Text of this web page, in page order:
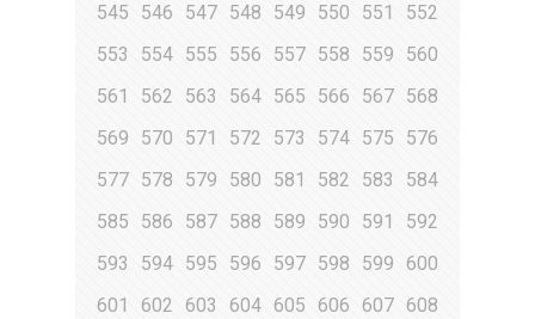
545
546 547 548 549 550 551
552
553
554 555 556 557 558 559
560
561
562 563 564 565 566 567 568
569
570 571 572 573 574 575
576
577 578 579 580 581 582 583
584
585
586 587 588 589 590 591
592
593
594 595 596 597 598 599
600
601
602 603 604 605 606 607 608